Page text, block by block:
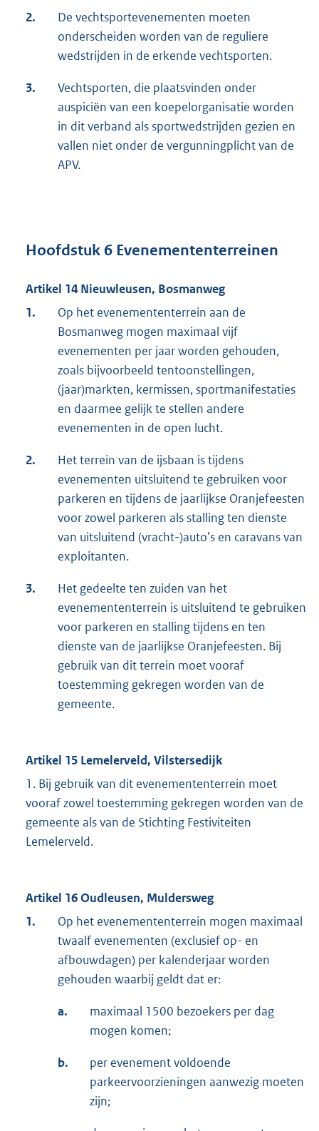
2.
De vechtsportevenementen moeten
onderscheiden worden van de reguliere
wedstrijden in de erkende vechtsporten.
3.
Vechtsporten, die plaatsvinden onder
auspiciën van een koepelorganisatie worden
in dit verband als sportwedstrijden gezien en
vallen niet onder de vergunningplicht van de
APV.
Hoofdstuk 6 Evenemententerreinen
Artikel 14 Nieuwleusen, Bosmanweg
1.
Op het evenemententerrein aan de
Bosmanweg mogen maximaal vijf
evenementen per jaar worden gehouden,
zoals bijvoorbeeld tentoonstellingen,
(jaar)markten, kermissen, sportmanifestaties
en daarmee gelijk te stellen andere
evenementen in de open lucht.
2.
Het terrein van de ijsbaan is tijdens
evenementen uitsluitend te gebruiken voor
parkeren en tijdens de jaarlijkse Oranjefeesten
voor zowel parkeren als stalling ten dienste
van uitsluitend (vracht-)auto’s en caravans van
exploitanten.
3.
Het gedeelte ten zuiden van het
evenemententerrein is uitsluitend te gebruiken
voor parkeren en stalling tijdens en ten
dienste van de jaarlijkse Oranjefeesten. Bij
gebruik van dit terrein moet vooraf
toestemming gekregen worden van de
gemeente.
Artikel 15 Lemelerveld, Vilstersedijk
1. Bij gebruik van dit evenemententerrein moet
vooraf zowel toestemming gekregen worden van de
gemeente als van de Stichting Festiviteiten
Lemelerveld.
Artikel 16 Oudleusen, Muldersweg
1.
Op het evenemententerrein mogen maximaal
twaalf evenementen (exclusief op- en
afbouwdagen) per kalenderjaar worden
gehouden waarbij geldt dat er:
a.
maximaal 1500 bezoekers per dag
mogen komen;
b.
per evenement voldoende
parkeervoorzieningen aanwezig moeten
zijn;